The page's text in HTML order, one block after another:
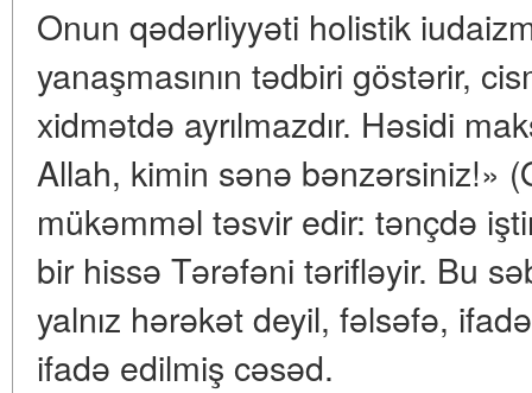
Onun qədərliyyəti holistik
yanaşmasının tədbiri göstərir,
xidmətdə ayrılmazdır. Həsidi
Allah, kimin sənə bənzərsiniz!»
mükəmməl təsvir edir: tənçdə
bir hissə Tərəfəni tərifləyir. Bu
yalnız hərəkət deyil, fəlsəfə,
ifadə edilmiş cəsəd.